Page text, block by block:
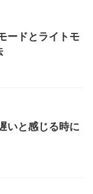
ードとライトモ
いと感じる時に